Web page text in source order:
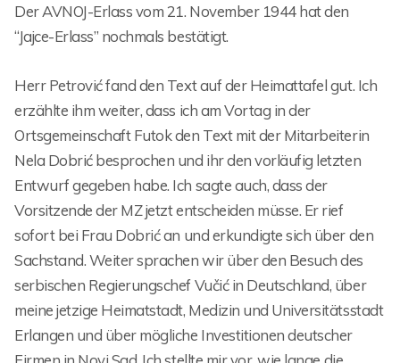
Der AVNOJ-Erlass vom 21. November 1944 hat den
“Jajce-Erlass” nochmals bestätigt.
Herr Petrović fand den Text auf der Heimattafel gut. Ich
erzählte ihm weiter, dass ich am Vortag in der
Ortsgemeinschaft Futok den Text mit der Mitarbeiterin
Nela Dobrić besprochen und ihr den vorläufig letzten
Entwurf gegeben habe. Ich sagte auch, dass der
Vorsitzende der MZ jetzt entscheiden müsse. Er rief
sofort bei Frau Dobrić an und erkundigte sich über den
Sachstand. Weiter sprachen wir über den Besuch des
serbischen Regierungschef Vučić in Deutschland, über
meine jetzige Heimatstadt, Medizin und Universitätsstadt
Erlangen und über mögliche Investitionen deutscher